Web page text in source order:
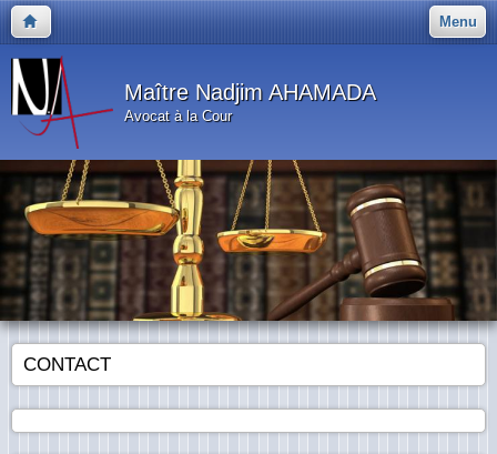
Menu
Maître Nadjim AHAMADA
Avocat à la Cour
CONTACT